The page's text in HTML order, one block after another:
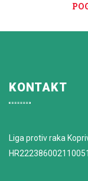
KONTAKT
Liga protiv raka